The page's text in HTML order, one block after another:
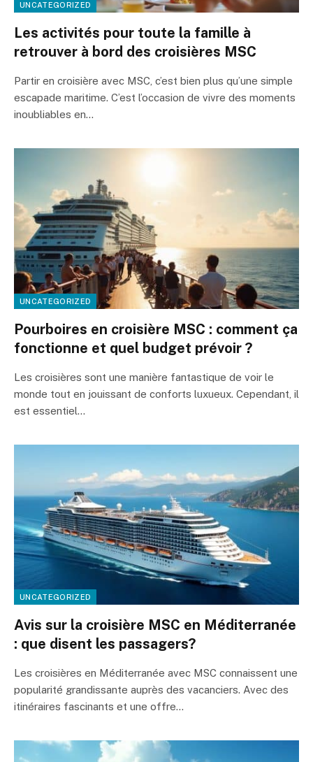
UNCATEGORIZED
Les activités pour toute la famille à
retrouver à bord des croisières MSC
Partir en croisière avec MSC, c’est bien plus qu’une simple
escapade maritime. C’est l’occasion de vivre des moments
inoubliables en…
UNCATEGORIZED
Pourboires en croisière MSC : comment ça
fonctionne et quel budget prévoir ?
Les croisières sont une manière fantastique de voir le
monde tout en jouissant de conforts luxueux. Cependant, il
est essentiel…
UNCATEGORIZED
Avis sur la croisière MSC en Méditerranée
: que disent les passagers?
Les croisières en Méditerranée avec MSC connaissent une
popularité grandissante auprès des vacanciers. Avec des
itinéraires fascinants et une offre…